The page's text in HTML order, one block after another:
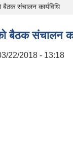
बैठक संचालन कार्यविधि
बैठक संचालन
22/2018 - 13:18